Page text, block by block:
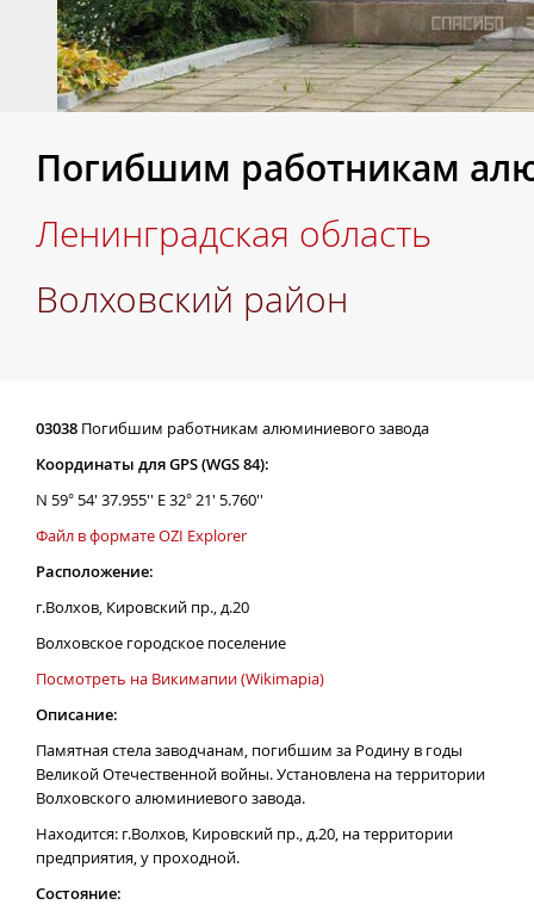
Погибшим работникам
Ленинградская область
Волховский район
03038 Погибшим работникам алюминиевого завода
Координаты для GPS (WGS 84):
N 59° 54' 37.955'' E 32° 21' 5.760''
Файл в формате OZI Explorer
Расположение:
г.Волхов, Кировский пр., д.20
Волховское городское поселение
Посмотреть на Викимапии (Wikimapia)
Описание:
Памятная стела заводчанам, погибшим за Родину в годы
Великой Отечественной войны. Установлена на территории
Волховского алюминиевого завода.
Находится: г.Волхов, Кировский пр., д.20, на территории
предприятия, у проходной.
Состояние: